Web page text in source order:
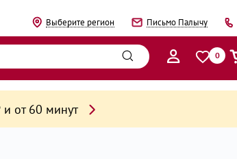
Выберите регион Письмо Палычу
0
от 60 минут